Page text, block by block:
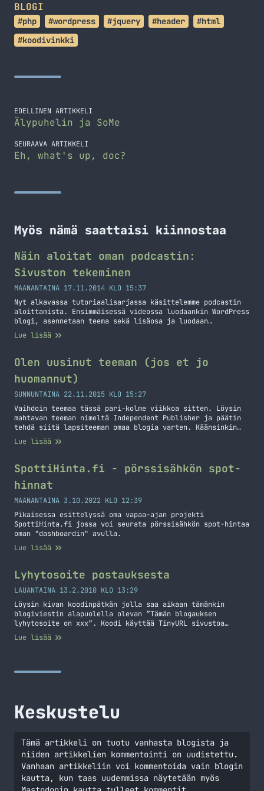
BLOGI
#php #wordpress #jquery #header
#html
#koodivinkki
EDELLINEN ARTIKKELI
Älypuhelin ja SoMe
SEURAAVA ARTIKKELI
Eh, what's up, doc?
Myös nämä saattaisi kiinnostaa
Näin aloitat oman podcastin:
Sivuston tekeminen
MAANANTAINA 17.11.2014 KLO 15:37
Nyt alkavassa tutoriaalisarjassa käsittelemme podcastin
aloittamista. Ensimmäisessä videossa luodaankin WordPress
blogi, asennetaan teema sekä lisäosa ja luodaan
FeedBurner syöte. Lopuksi pari linkkiä teille: WordPress
FeedBurner Namecheap (domaineja) Kysymyksiä sekä
myös oma podcast/blogi mikäli semmoista alat rakentamaan
tai olet jo semmoisen tehnyt! Palataan seuraavassa
osassa!
Lue lisää
Olen uusinut teeman (jos et jo
huomannut)
SUNNUNTAINA 22.11.2015 KLO 15:27
Vaihdoin teemaa tässä pari-kolme viikkoa sitten. Löysin
mahtavan teeman nimeltä Independent Publisher ja päätin
tehdä siitä lapsiteeman omaa blogia varten. Käänsinkin
osittain tämän jo suomeksi aiemmin tällä viikolla ja tein
pientä tuunausta sinne sun tänne. Tänään tein vielä lisää
postauksen siitä, että teema on vaihtunut. Itselleni ehkä
isoin muutos… Jatka lukemista Olen uusinut teeman (jos et
jo huomannut)
Lue lisää
SpottiHinta.fi - pörssisähkön spot-
hinnat
MAANANTAINA 3.10.2022 KLO 12:39
Pikaisessa esittelyssä oma vapaa-ajan projekti
SpottiHinta.fi jossa voi seurata pörssisähkön spot-hintaa
oman "dashboardin" avulla.
Lue lisää
Lyhytosoite postauksesta
LAUANTAINA 13.2.2010 KLO 13:29
Löysin kivan koodinpätkän jolla saa aikaan tämänkin
blogiviestin alapuolella olevan ”Tämän blogauksen
lyhytosoite on xxx”. Koodi käyttää TinyURL sivustoa
avukseen. Aluksi laita seuraava koodinpätkä
teemakansiossa olevaan functions.php tiedostoon (jos ei
file_get_contents("http://tinyurl.com/api-create.php?
Lue lisää
Keskustelu
Tämä artikkeli on tuotu vanhasta blogista ja
niiden artikkelien kommentointi on uudistettu.
Vanhaan artikkeliin voi kommentoida vain blogin
kautta, kun taas uudemmissa näytetään myös